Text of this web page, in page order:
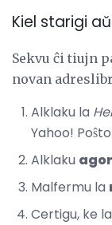
Kiel starigi
Sekvu ĉi tiujn
novan
Alklaku la
Yahoo!
Alklaku
Malfermu la
Certigu, ke